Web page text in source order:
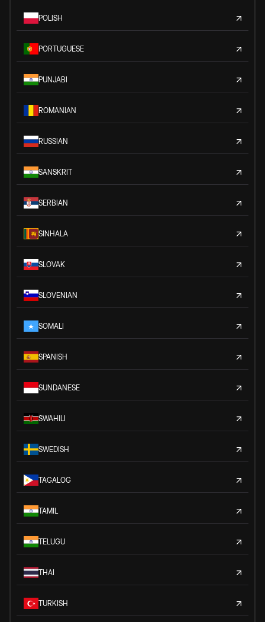
POLISH
PORTUGUESE
PUNJABI
ROMANIAN
RUSSIAN
SANSKRIT
SERBIAN
SINHALA
SLOVAK
SLOVENIAN
SOMALI
SPANISH
SUNDANESE
SWAHILI
SWEDISH
TAGALOG
TAMIL
TELUGU
THAI
TURKISH